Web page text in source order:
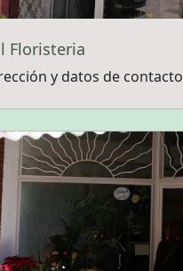
Floristeria
y datos de contacto